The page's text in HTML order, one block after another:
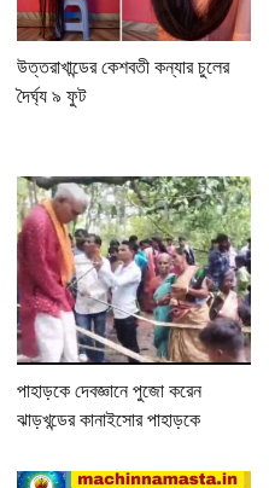
উত্তরাখান্ডের কেশবতী কন্যার চুলের
দৈর্ঘ্য ৯ ফুট
পাহাড়কে দেবজ্ঞানে পুজো করেন
ঝাড়খন্ডের কানাইসোর পাহাড়কে